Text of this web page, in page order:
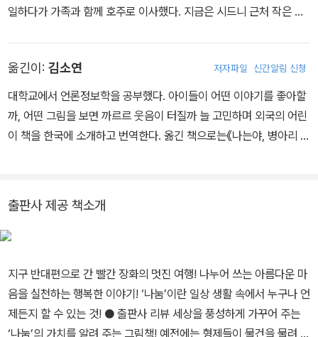
일하다가 가족과 함께 호주로 이사했다. 지금은 시드니 근처 작은 바
옮긴이: 김소연 저자파일 신간알림 신청
대학교에서 언론정보학을 공부했다. 아이들이 어떤 이야기를 좋아할
까, 어떤 그림을 보면 까르르 웃음이 터질까 늘 고민하며 외국의 어린
이 책을 한국에 소개하고 번역한다. 옮긴 책으로는《나는야, 병아리 사
출판사 제공 책소개
지구 반대편으로 간 빨간 장화의 멋진 여행! 나누어 쓰는 아름다운 마
음을 실천하는 행복한 이야기! ‘나눔’이란 일상 생활 속에서 누구나 언
제든지 할 수 있는 것! ● 출판사 리뷰 세상을 풍성하게 가꾸어 주는
‘나눔’의 가치를 알려 주는 그림책! 예전에는 형제들이 물건을 물려 쓰